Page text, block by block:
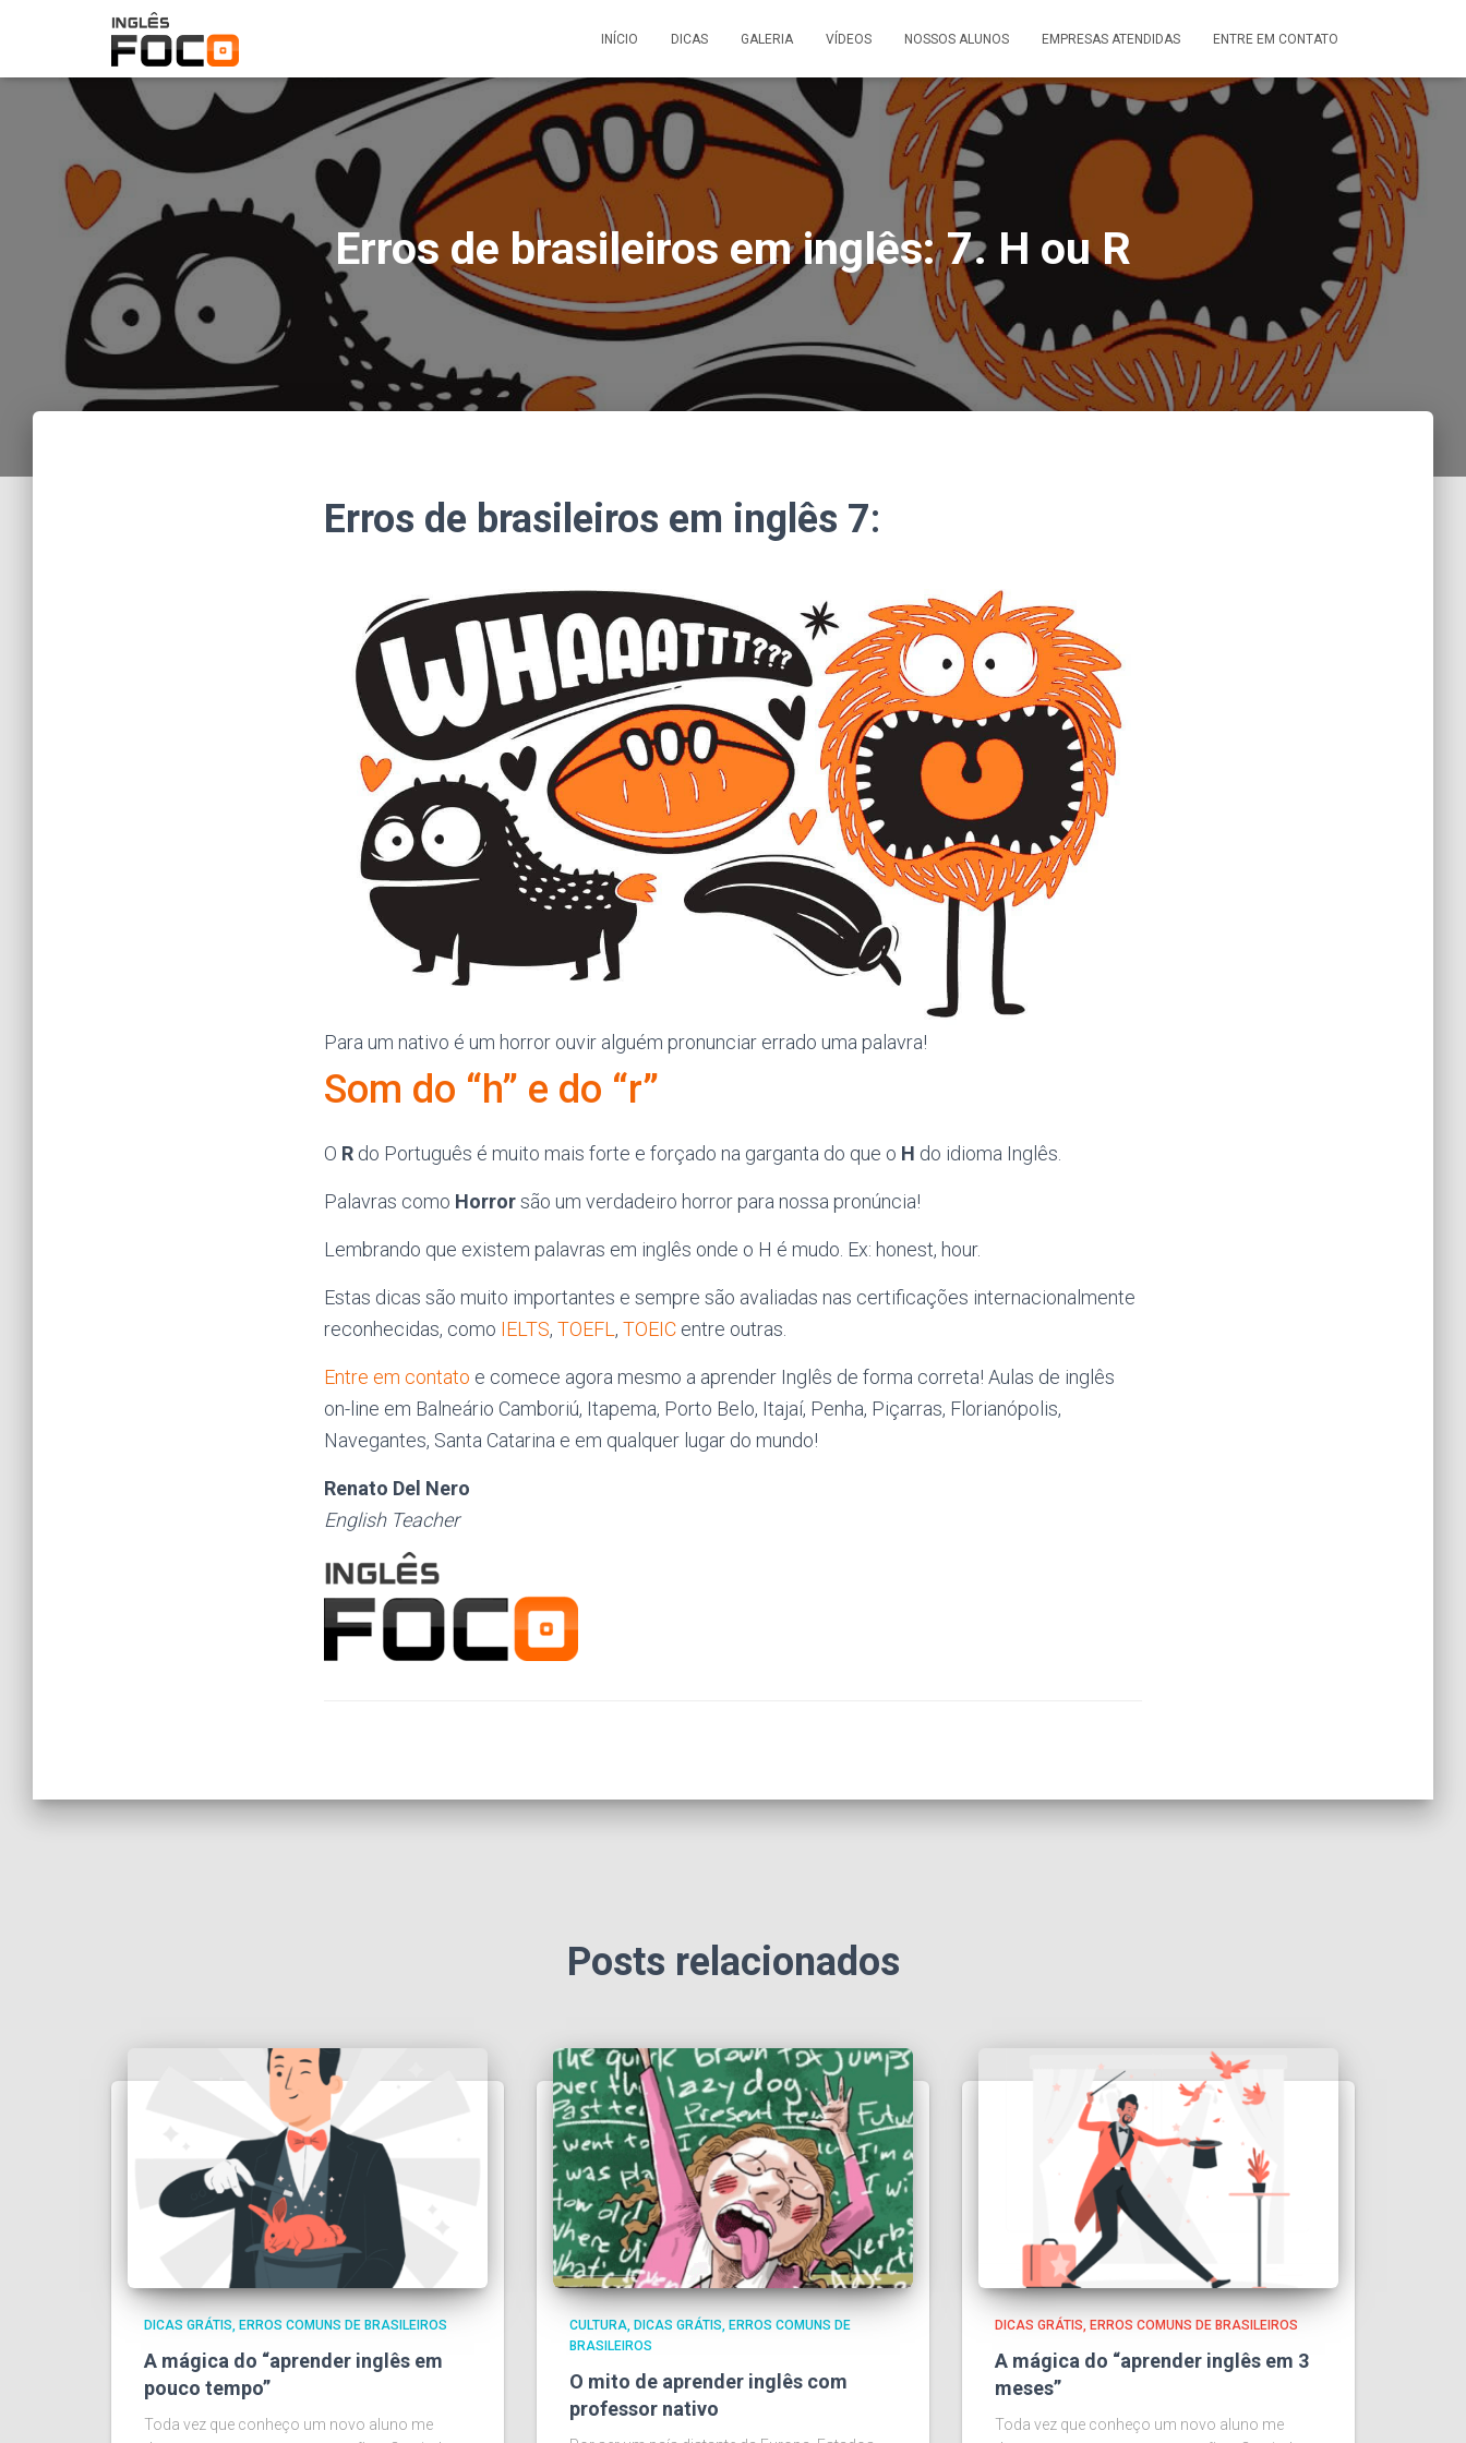
INÍCIO DICAS GALERIA VÍDEOS NOSSOS ALUNOS EMPRESAS ATENDIDAS ENTRE EM CONTATO
Erros de brasileiros em inglês: 7. H ou R
Erros de brasileiros em inglês 7:
Para um nativo é um horror ouvir alguém pronunciar errado uma palavra!
Som do “h” e do “r”
O R do Português é muito mais forte e forçado na garganta do que o H do idioma Inglês.
Palavras como Horrorsão um verdadeiro horror para nossa pronúncia!
Lembrando que existem palavras em inglês onde o H é mudo. Ex: honest, hour.
Estas dicas são muito importantes e sempre são avaliadas nas certificações internacionalmente
reconhecidas, como IELTS, TOEFL, TOEIC entre outras.
Entre em contato e comece agora mesmo a aprender Inglês de forma correta! Aulas de inglês
on-line em Balneário Camboriú, Itapema, Porto Belo, Itajaí, Penha, Piçarras, Florianópolis,
Navegantes, Santa Catarina e em qualquer lugar do mundo!
Renato Del Nero
English Teacher
Posts relacionados
DICAS GRÁTIS ERROS COMUNS DE BRASILEIROS
A mágica do “aprender inglês em
pouco tempo”
Toda vez que conheço um novo aluno me
CULTURA DICAS GRÁTIS
ERROS COMUNS DE
BRASILEIROS
O mito de aprender inglês com
professor nativo
DICAS GRÁTIS ERROS COMUNS DE BRASILEIROS
A mágica do “aprender inglês em 3
meses”
Toda vez que conheço um novo aluno me